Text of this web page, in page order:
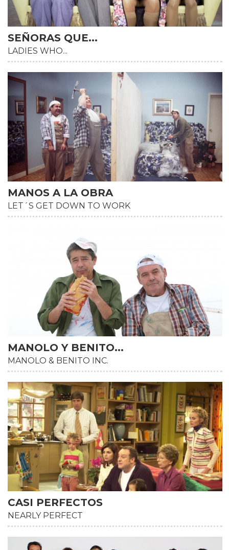
HD
SEÑORAS QUE...
LADIES WHO...
MANOS A LA OBRA
LET´S GET DOWN TO WORK
HD
MANOLO Y BENITO...
MANOLO & BENITO INC.
HD
CASI PERFECTOS
NEARLY PERFECT